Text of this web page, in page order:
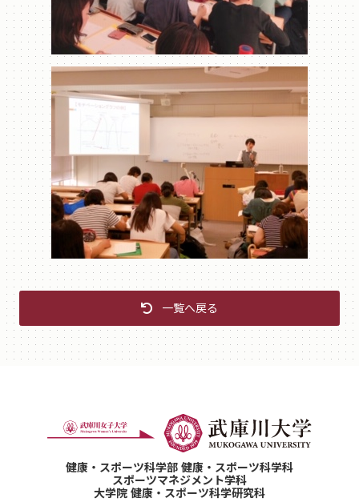
一覧へ戻る
健康・スポーツ科学部 健康・スポーツ科学科
スポーツマネジメント学科
大学院 健康・スポーツ科学研究科